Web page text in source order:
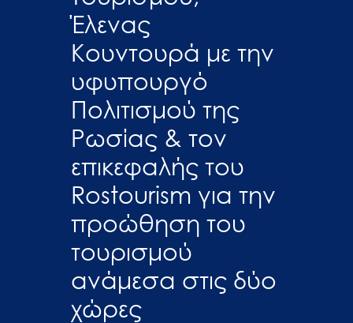
Έλενας
Κουντουρά με την
υφυπουργό
Πολιτισμού της
Ρωσίας & τον
επικεφαλής του
Rostourism για την
προώθηση του
τουρισμού
ανάμεσα στις δύο
χώρες